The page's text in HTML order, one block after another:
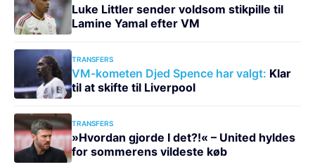
Luke Littler sender voldsom stikpille til
Lamine Yamal efter VM
TRANSFERS
VM-kometen Djed Spence har valgt: Klar
til at skifte til Liverpool
TRANSFERS
»Hvordan gjorde I det?!« – United hyldes
for sommerens vildeste køb